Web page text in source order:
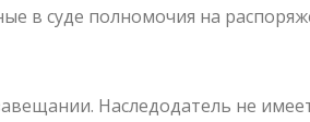
в суде полномочия на
Наследодатель не